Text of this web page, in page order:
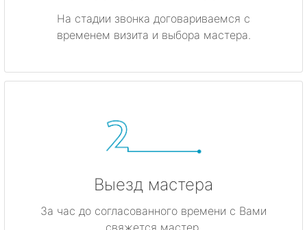
метро Владыкино
метро Динамо
метро Красные ворота
метро Калужская
На стадии звонка договариваемся с
временем визита и выбора мастера.
Выезд мастера
За час до согласованного времени с Вами